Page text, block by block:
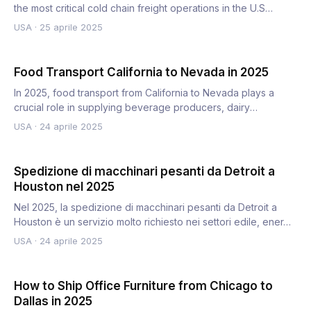
the most critical cold chain freight operations in the U.S…
USA · 25 aprile 2025
Food Transport California to Nevada in 2025
In 2025, food transport from California to Nevada plays a
crucial role in supplying beverage producers, dairy
processors…
USA · 24 aprile 2025
Spedizione di macchinari pesanti da Detroit a
Houston nel 2025
Nel 2025, la spedizione di macchinari pesanti da Detroit a
Houston è un servizio molto richiesto nei settori edile, ener…
USA · 24 aprile 2025
How to Ship Office Furniture from Chicago to
Dallas in 2025